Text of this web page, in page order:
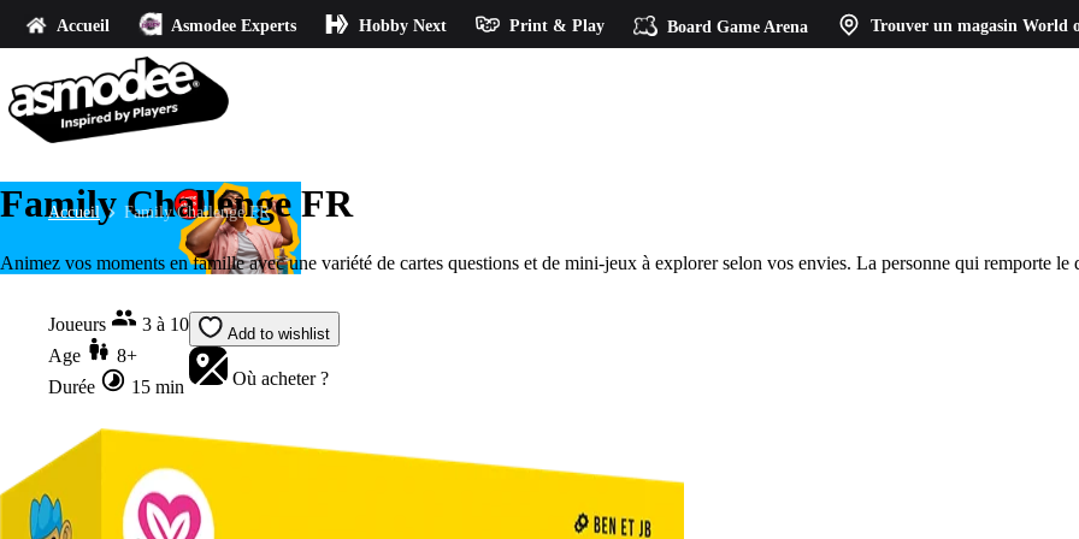
Accueil Asmodee Experts Hobby Next Print & Play Board Game Arena Trouver un magasin World
Accueil Family Challenge FR
Family Challenge FR
Animez vos moments en famille avec une variété de cartes questions et de mini-jeux à explorer selon vos envies. La personne qui remporte le
Joueurs
3 à 10
Age
8+
Durée
15 min
Add to wishlist
Où acheter ?